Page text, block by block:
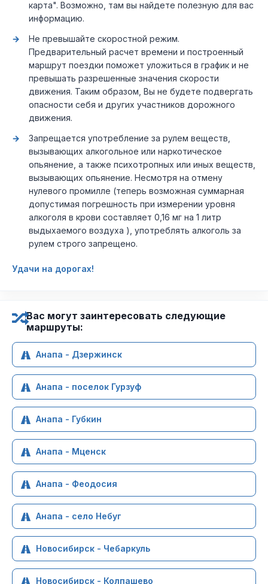
карта". Возможно, там вы найдете полезную для вас
информацию.
Не превышайте скоростной режим.
Предварительный расчет времени и построенный
маршрут поездки поможет уложиться в график и не
превышать разрешенные значения скорости
движения. Таким образом, Вы не будете подвергать
опасности себя и других участников дорожного
движения.
Запрещается употребление за рулем веществ,
вызывающих алкогольное или наркотическое
опьянение, а также психотропных или иных веществ,
вызывающих опьянение. Несмотря на отмену
нулевого промилле (теперь возможная суммарная
допустимая погрешность при измерении уровня
алкоголя в крови составляет 0,16 мг на 1 литр
выдыхаемого воздуха ), употреблять алкоголь за
рулем строго запрещено.
Удачи на дорогах!
Вас могут заинтересовать следующие
маршруты:
Анапа - Дзержинск
Анапа - поселок Гурзуф
Анапа - Губкин
Анапа - Мценск
Анапа - Феодосия
Анапа - село Небуг
Новосибирск - Чебаркуль
Новосибирск - Колпашево